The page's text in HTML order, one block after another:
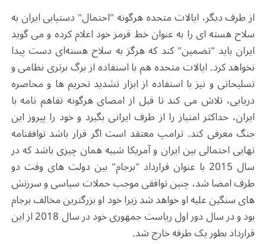
از طرف دیگر، ایالات متحده هرگونه "احتمال" دستیابی ایران به
سلاح هسته ای را به عنوان خط قرمز خود اعلام کرده و می گوید
ایران باید "تضمین" کند که هرگز به سلاح هسته‌ای دست پیدا
نخواهد کرد. ایالات متحده هم با استفاده از برگ برتری نظامی و
تسلیحاتی و نیز با استفاده از ابزار تشدید تحریم ها و محاصره
دریایی، تلاش می کند تا قبل از امضای هرگونه تفاهم نامه با
ایران، حداکثر امتیاز را از طرف ایرانی بگیرد و خود را پیروز این
جنگ معرفی کند. ترامپ معتقد است اگر قرار باشد توافقنامه
نهایی احتمالی بین ایران و آمریکا شبیه همان چیزی باشد که در
سال 2015 با عنوان قرارداد "برجام" بین دولت های وقت دو
طرف امضا شد، چنین توافقی موجب حملات سیاسی و سرزنش
های سنگین علیه او خواهد شد زیرا خود او بزرگترین مخالف برجام
بود و در سال دور اول ریاست جمهوری خود در سال 2018 از این
قرارداد بطور یک طرفه خارج شد.